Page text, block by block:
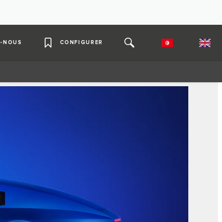
NOUS CONFIGURER